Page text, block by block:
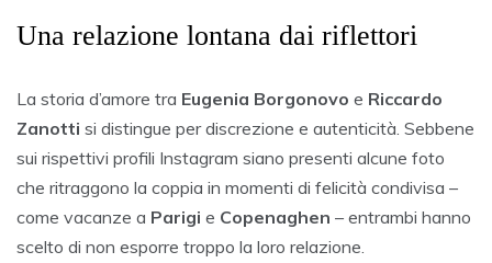
Una relazione lontana dai riflettori
La storia d’amore tra Eugenia Borgonovo e Riccardo
Zanotti si distingue per discrezione e autenticità. Sebbene
sui rispettivi profili Instagram siano presenti alcune foto
che ritraggono la coppia in momenti di felicità condivisa –
come vacanze a Parigi e Copenaghen – entrambi hanno
scelto di non esporre troppo la loro relazione.